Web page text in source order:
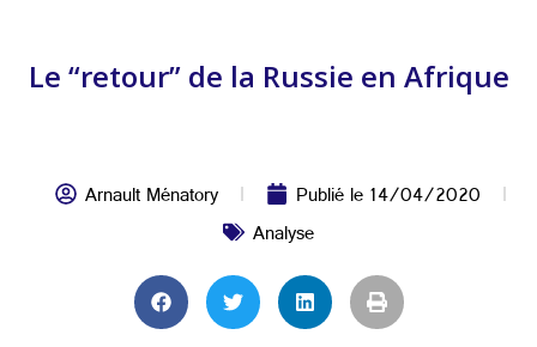
Le “retour” de la Russie en Afrique
Arnault Ménatory Publié le14/04/2020
Analyse